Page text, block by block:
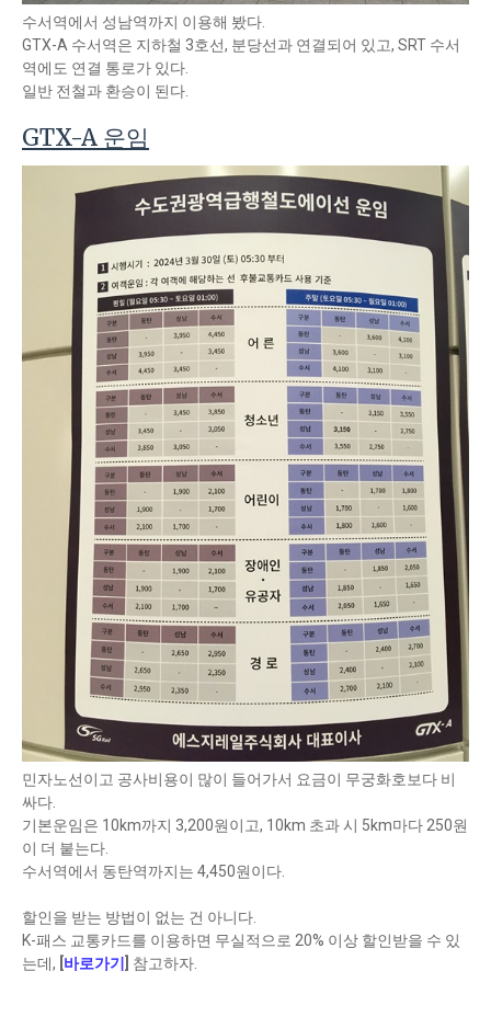
수서역에서 성남역까지 이용해 봤다.
GTX-A 수서역은 지하철 3호선, 분당선과 연결되어 있고, SRT 수서
역에도 연결 통로가 있다.
일반 전철과 환승이 된다.
GTX-A 운임
민자노선이고 공사비용이 많이 들어가서 요금이 무궁화호보다 비
싸다.
기본운임은 10km까지 3,200원이고, 10km 초과 시 5km마다 250원
이 더 붙는다.
수서역에서 동탄역까지는 4,450원이다.
할인을 받는 방법이 없는 건 아니다.
K-패스 교통카드를 이용하면 무실적으로 20% 이상 할인받을 수 있
는데, 바로가기 참고하자.